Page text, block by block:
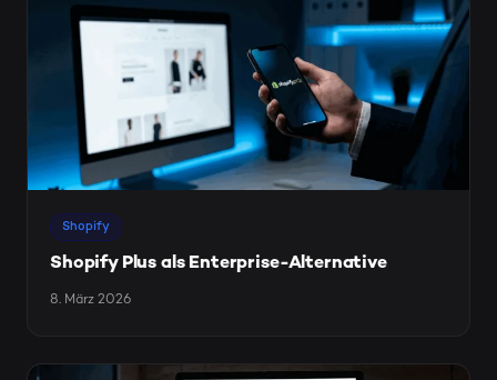
Shopify
Shopify Plus als Enterprise-Alternative
8. März 2026